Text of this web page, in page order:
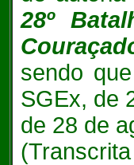
28º
sendo
SGEx, de
de 28 de